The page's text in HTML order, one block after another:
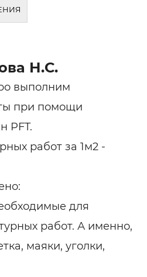
Н.С.
выполним
при помощи
PFT.
работ за 1м2 -
для
работ. А именно,
маяки, уголки,